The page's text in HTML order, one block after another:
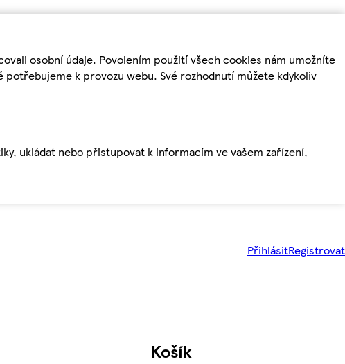
osobní údaje. Povolením použití všech cookies nám umožníte
k provozu webu. Své rozhodnutí můžete kdykoliv
ukládat nebo přistupovat k informacím ve vašem zařízení,
PřihlásitRegistrovat
Košík